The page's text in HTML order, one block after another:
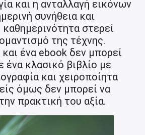
και η ανταλλαγή εικόνων
συνήθεια και
στερεί
της τέχνης.
ένα ebook δεν μπορεί
ένα κλασικό βιβλίο με
και χειροποίητα
όμως δεν μπορεί να
πρακτική του αξία.